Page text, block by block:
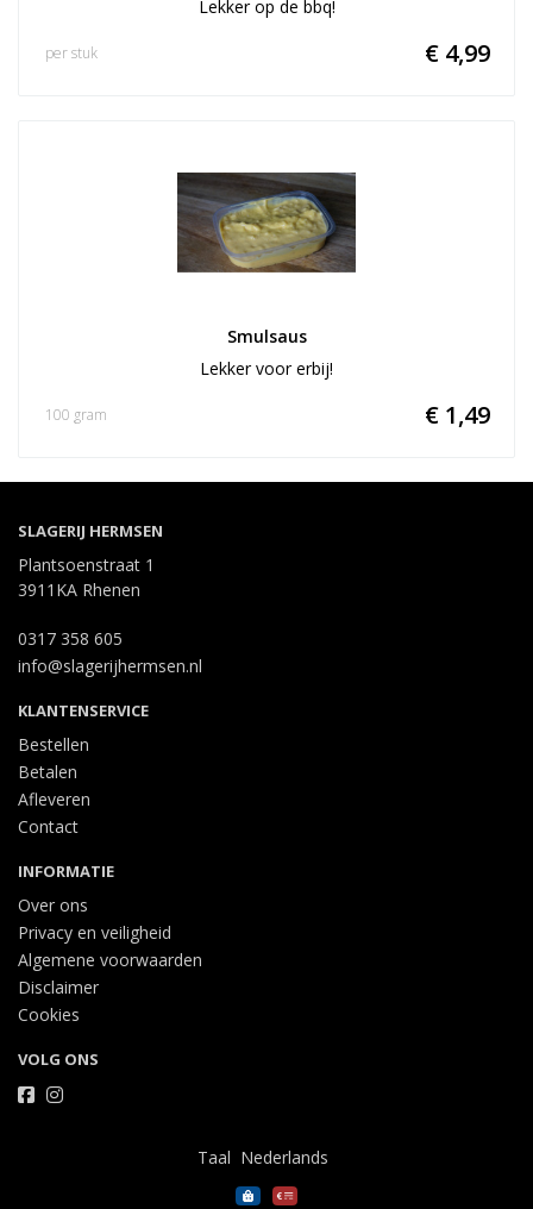
Lekker op de bbq!
€ 4,99
per stuk
Smulsaus
Lekker voor erbij!
€ 1,49
100 gram
SLAGERIJ HERMSEN
Plantsoenstraat 1
3911KA Rhenen
0317 358 605
info@slagerijhermsen.nl
KLANTENSERVICE
Bestellen
Betalen
Afleveren
Contact
INFORMATIE
Over ons
Privacy en veiligheid
Algemene voorwaarden
Disclaimer
Cookies
VOLG ONS
Taal